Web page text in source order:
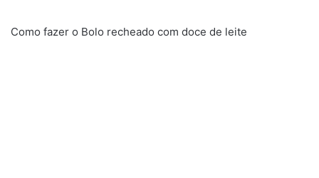
Como fazer o Bolo recheado com doce de leite